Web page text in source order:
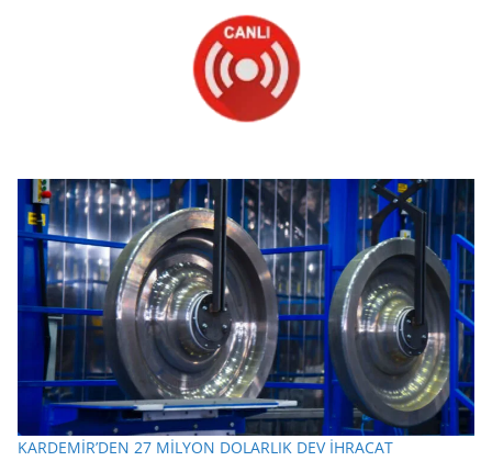
KARDEMİR’DEN 27 MİLYON DOLARLIK DEV İHRACAT